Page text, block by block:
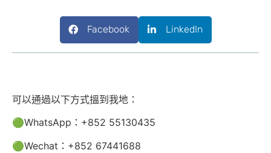
Facebook LinkedIn
可以通過以下方式搵到我地：
🟢WhatsApp：+852 55130435
🟢Wechat：+852 67441688